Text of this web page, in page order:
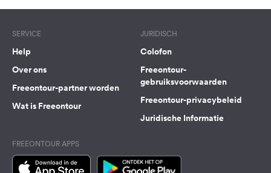
SERVICE
Help
Over ons
Freeontour-partner worden
Wat is Freeontour
JURIDISCH
Colofon
Freeontour-
gebruiksvoorwaarden
Freeontour-privacybeleid
Juridische Informatie
FREEONTOUR APPS